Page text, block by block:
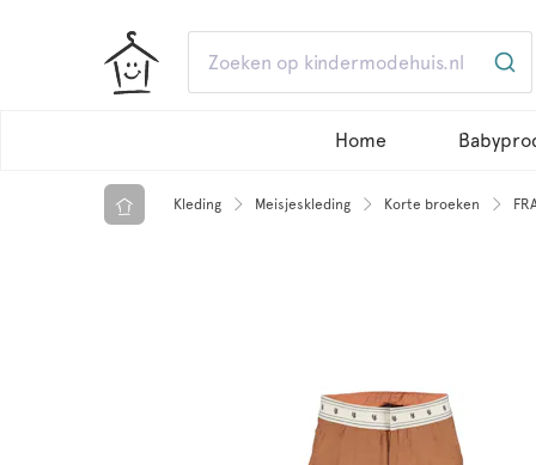
Home
Kleding Meisjeskleding Korte broeken